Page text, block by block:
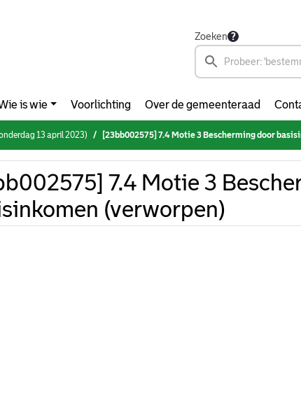
Zoeken
is wie Voorlichting Over de gemeenteraad
13 april 2023) [23bb002575] 7.4 Motie 3 Bescherming door
7.4 Motie 3
(verworpen)